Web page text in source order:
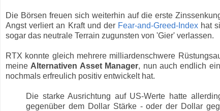
Die Börsen freuen sich weiterhin auf die erste
Angst verliert an Kraft und der Fear-and-Greed-Index hat
sogar das neutrale Terrain zugunsten von 'Gier' verlassen.
RTX konnte gleich mehrere milliardenschwere
meine Alternativen Asset Manager, nun auch endlich
nochmals erfreulich positiv entwickelt hat.
Die starke Ausrichtung auf US-Werte hatte
gegenüber dem Dollar Stärke - oder der Dollar